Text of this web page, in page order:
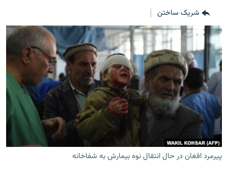
صفحه
جستجو
مجموعه تصویری
ورزش
بحران مهاجرت
'کووید-۱۹'
تماس
صفحه پشتو
Azadi English
شریک ساختن
پیرمرد افغان در حال انتقال نوه بیمارش به شفاخانه